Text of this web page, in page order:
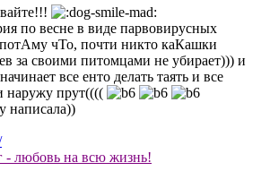
по весне в виде парвовирусных
чТо, почти никто каКашки
за своими питомцами не убирает))) и
все енто делать таять и все
наружу прут((((
написала))
- любовь на всю жизнь!